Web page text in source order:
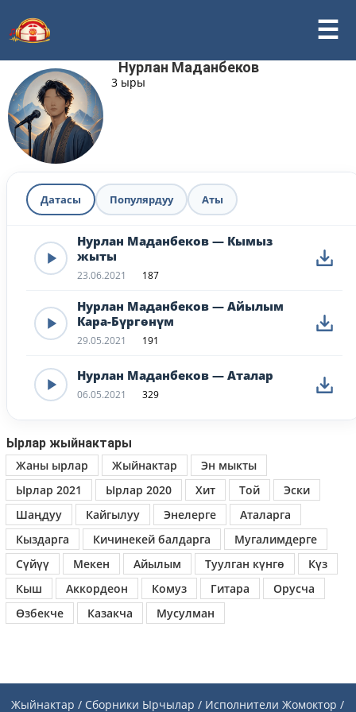
Нурлан Маданбеков
3 ыры
Датасы Популярдуу Аты
Нурлан Маданбеков — Кымыз
жыты
23.06.2021 187
Нурлан Маданбеков — Айылым
Кара-Бүргөнүм
29.05.2021 191
Нурлан Маданбеков — Аталар
06.05.2021 329
Ырлар жыйнактары
Жаны ырлар
Жыйнактар
Эн мыкты
Ырлар 2021
Ырлар 2020 Хит Той
Эски
Шаңдуу
Кайгылуу Энелерге
Аталарга
Кыздарга
Кичинекей балдарга
Мугалимдерге
Сүйүү
Мекен Айылым Туулган күнгө
Күз
Кыш
Аккордеон Комуз Гитара
Орусча
Өзбекче
Казакча Мусулман
Жыйнактар / Сборники Ырчылар / Исполнители Жомоктор /